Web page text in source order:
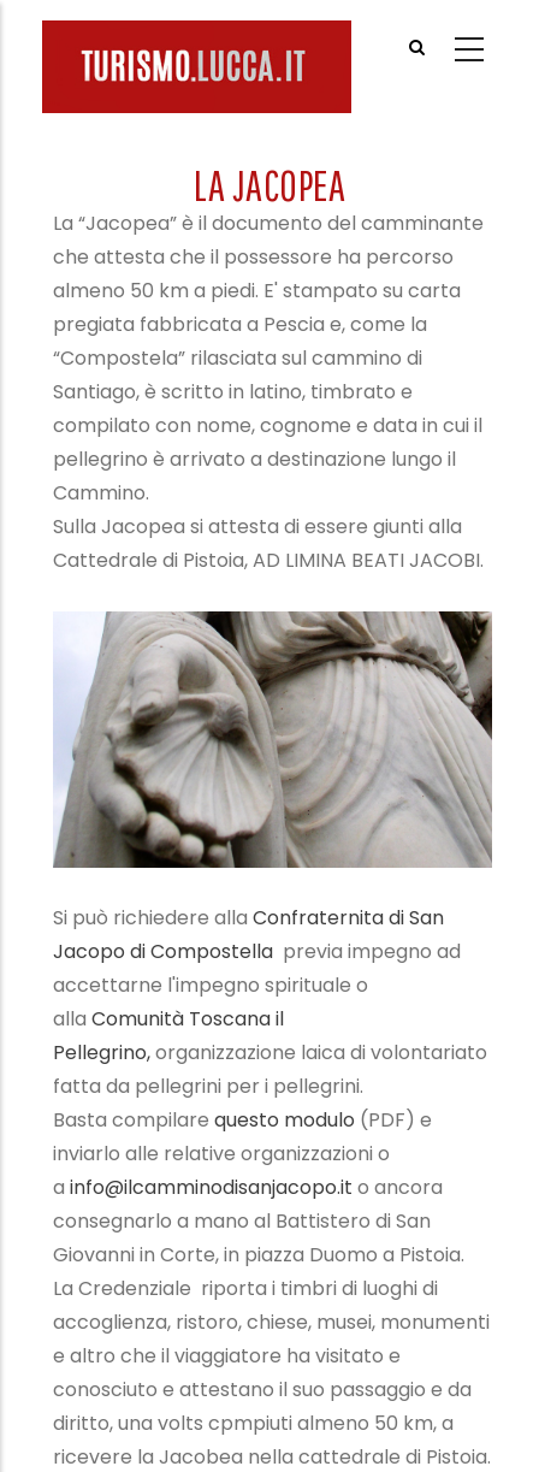
contenuto
LA JACOPEA
La “Jacopea” è il documento del camminante
che attesta che il possessore ha percorso
almeno 50 km a piedi. E' stampato su carta
pregiata fabbricata a Pescia e, come la
“Compostela” rilasciata sul cammino di
Santiago, è scritto in latino, timbrato e
compilato con nome, cognome e data in cui il
pellegrino è arrivato a destinazione lungo il
Cammino.
Sulla Jacopea si attesta di essere giunti alla
Cattedrale di Pistoia, AD LIMINA BEATI JACOBI.
Si può richiedere alla Confraternita di San
Jacopo di Compostellaprevia impegno ad
accettarne l'impegno spirituale o
alla Comunità Toscana il
Pellegrino,organizzazione laica di volontariato
fatta da pellegrini per i pellegrini.
Basta compilare questo modulo (PDF) e
inviarlo alle relative organizzazioni o
a info@ilcamminodisanjacopo.it o ancora
consegnarlo a mano al Battistero di San
Giovanni in Corte, in piazza Duomo a Pistoia.
La Credenziale riporta i timbri di luoghi di
accoglienza, ristoro, chiese, musei, monumenti
e altro che il viaggiatore ha visitato e
conosciuto e attestano il suo passaggio e da
diritto, una volts cpmpiuti almeno 50 km, a
ricevere la Jacobea nella cattedrale di Pistoia.